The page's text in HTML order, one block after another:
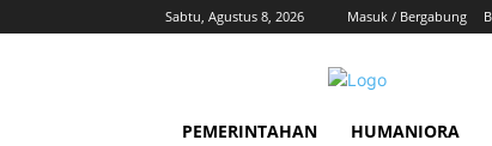
Sabtu, Agustus 8, 2026 Masuk / Bergabung
PEMERINTAHAN HUMANIORA